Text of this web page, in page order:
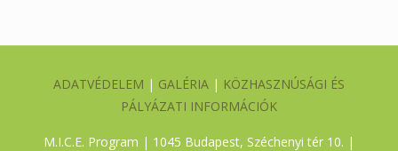
ADATVÉDELEM | GALÉRIA | KÖZHASZNÚSÁGI ÉS
PÁLYÁZATI INFORMÁCIÓK
M.I.C.E. Program | 1045 Budapest, Széchenyi tér 10. |